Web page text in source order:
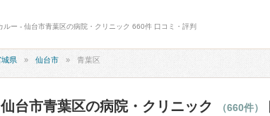
ルー - 仙台市青葉区の病院・クリニック 660件 口コミ・評判
城県 仙台市 青葉区
仙台市青葉区の病院・クリニック （660件）